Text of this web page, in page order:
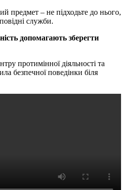
предмет – не підходьте до нього,
служби.
допомагають зберегти
протимінної діяльності та
безпечної поведінки біля